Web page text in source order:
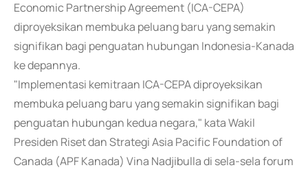
Economic Partnership Agreement (ICA-CEPA)
diproyeksikan membuka peluang baru yang semakin
signifikan bagi penguatan hubungan Indonesia-Kanada
ke depannya.
"Implementasi kemitraan ICA-CEPA diproyeksikan
membuka peluang baru yang semakin signifikan bagi
penguatan hubungan kedua negara," kata Wakil
Presiden Riset dan Strategi Asia Pacific Foundation of
Canada (APF Kanada) Vina Nadjibulla di sela-sela forum